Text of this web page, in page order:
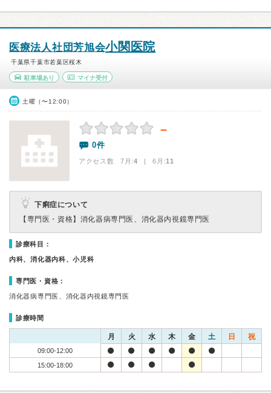
医療法人社団芳旭会小関医院
千葉県千葉市若葉区桜木
駐車場あり マイナ受付
土曜（〜12:00）
－
0件
アクセス数 7月:4 | 6月:11
下痢症について
【専門医・資格】 消化器病専門医、消化器内視鏡専門医
診療科目：
内科、消化器内科、小児科
専門医・資格：
消化器病専門医、消化器内視鏡専門医
診療時間
月 火 水 木 金 土 日 祝
09:00-12:00
15:00-18:00